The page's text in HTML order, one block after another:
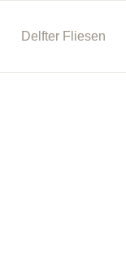
Delfter Fliesen